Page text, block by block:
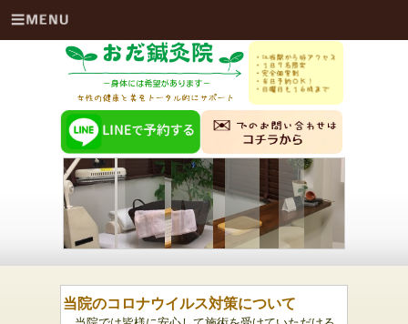
当院のコロナウイルス対策について